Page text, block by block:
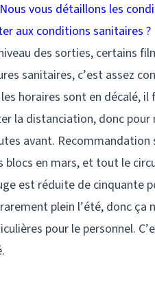
vous détaillons les
aux conditions sanitaires ?
des sorties, certains
sanitaires, c’est assez
horaires sont en décalé,
la distanciation, donc
avant.
blocs en mars, et tout le
est réduite de cinquante
plein l’été, donc
pour le personnel.